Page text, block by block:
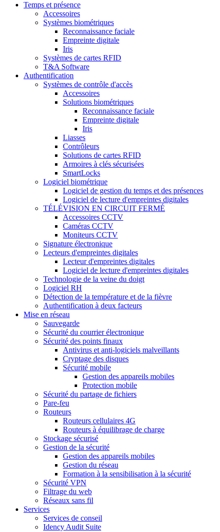
Temps et présence
Accessoires
Systèmes biométriques
Reconnaissance faciale
Empreinte digitale
Iris
Systèmes de cartes RFID
T&A Software
Authentification
Systèmes de contrôle d'accès
Accessoires
Solutions biométriques
Reconnaissance faciale
Empreinte digitale
Iris
Liasses
Contrôleurs
Solutions de cartes RFID
Armoires à clés sécurisées
SmartLocks
Logiciel biométrique
Logiciel de gestion du temps et des présences
Logiciel de lecture d'empreintes digitales
TÉLÉVISION EN CIRCUIT FERMÉ
Accessoires CCTV
Caméras CCTV
Moniteurs CCTV
Signature électronique
Lecteurs d'empreintes digitales
Lecteur d'empreintes digitales
Logiciel de lecture d'empreintes digitales
Technologie de la veine du doigt
Logiciel RH
Détection de la température et de la fièvre
Authentification à deux facteurs
Mise en réseau
Sauvegarde
Sécurité du courrier électronique
Sécurité des points finaux
Antivirus et anti-logiciels malveillants
Cryptage des disques
Sécurité mobile
Gestion des appareils mobiles
Protection mobile
Sécurité du partage de fichiers
Pare-feu
Routeurs
Routeurs cellulaires 4G
Routeurs à équilibrage de charge
Stockage sécurisé
Gestion de la sécurité
Gestion des appareils mobiles
Gestion du réseau
Formation à la sensibilisation à la sécurité
Sécurité VPN
Filtrage du web
Réseaux sans fil
Services
Services de conseil
Idency Audit Suite